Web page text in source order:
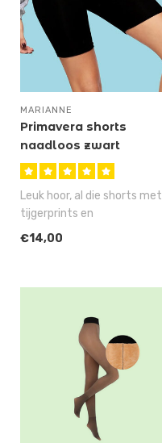
MARIANNE
Primavera shorts
naadloos zwart
Leuk hoor, al die shorts met
tijgerprints en
slangenmotief, maar wat
€14,00